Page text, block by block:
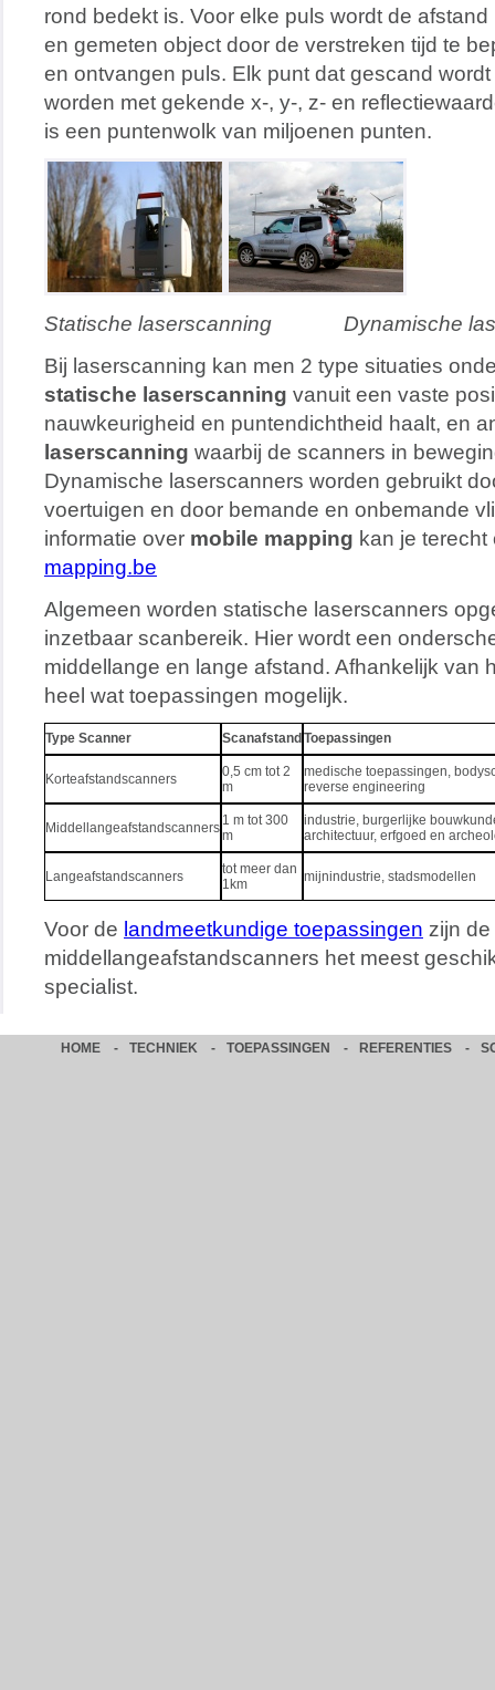
rond bedekt is. Voor elke puls wordt de
en gemeten object door de verstreken tijd te
en ontvangen puls. Elk punt dat gescand
worden met gekende x-, y-, z- en
is een puntenwolk van miljoenen punten.
Statische laserscanning Dynamische
Bij laserscanning kan men 2 type situaties
statische laserscanning vanuit een vaste
nauwkeurigheid en puntendichtheid haalt, en
laserscanning waarbij de scanners in
Dynamische laserscanners worden gebruikt
voertuigen en door bemande en onbemande
informatie over mobile mapping kan je
mapping.be
Algemeen worden statische laserscanners
inzetbaar scanbereik. Hier wordt een
middellange en lange afstand. Afhankelijk van
heel wat toepassingen mogelijk.
Type Scanner Scanafstand Toepassingen
Korteafstandscanners
0,5 cm tot 2
m
medische toepassingen,
reverse engineering
Middellangeafstandscanners 1 m tot 300
m
industrie, burgerlijke
architectuur, erfgoed en
Langeafstandscanners
tot meer dan
1km
mijnindustrie, stadsmodellen
Voor de landmeetkundige toepassingen zijn de
middellangeafstandscanners het meest
specialist.
HOME - TECHNIEK - TOEPASSINGEN - REFERENTIES -